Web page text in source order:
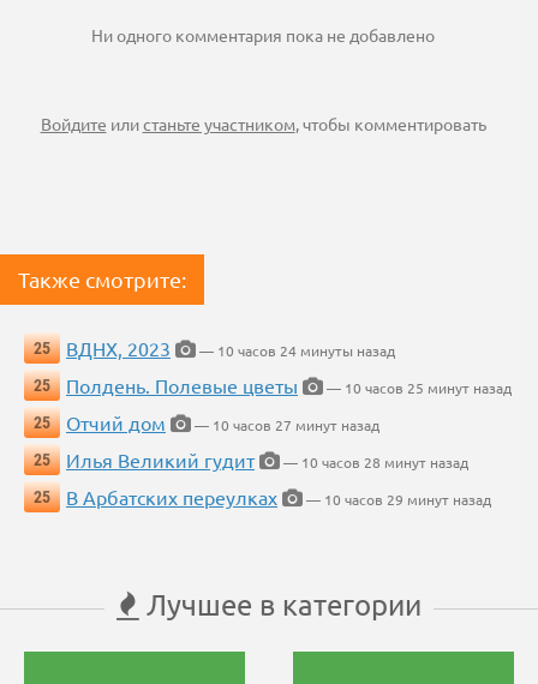
Ни одного комментария пока не добавлено
Войдите илистаньте участником, чтобы комментировать
Также смотрите:
25 ВДНХ, 2023
— 10 часов 24 минуты назад
25
Полдень. Полевые цветы
— 10 часов 25 минут назад
25
Отчий дом
— 10 часов 27 минут назад
25
Илья Великий гудит
— 10 часов 28 минут назад
25
В Арбатских переулках — 10 часов 29 минут назад
Лучшее в категории